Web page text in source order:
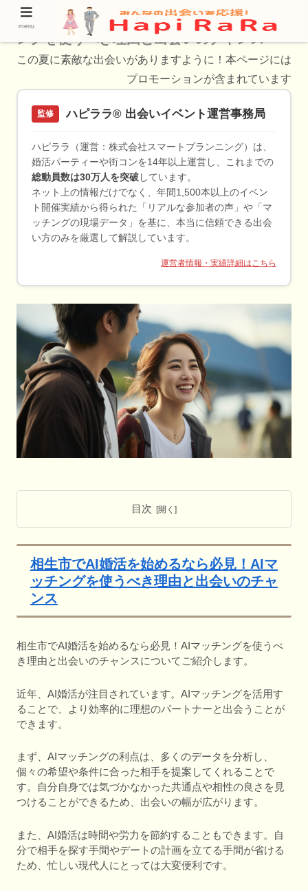
相生市でAI婚活を始めるなら必見！AIマッチ
ングを使うべき理由と出会いのチャンス
この夏に素敵な出会いがありますように！本ページには
プロモーションが含まれています
監修 ハピララ® 出会いイベント運営事務局
ハピララ（運営：株式会社スマートプランニング）は、
婚活パーティーや街コンを14年以上運営し、これまでの
総動員数は30万人を突破 しています。
ネット上の情報だけでなく、年間1,500本以上のイベン
ト開催実績から得られた「リアルな参加者の声」や「マ
ッチングの現場データ」を基に、本当に信頼できる出会
い方のみを厳選して解説しています。
運営者情報・実績詳細はこちら
目次
相生市でAI婚活を始めるなら必見！AIマ
ッチングを使うべき理由と出会いのチャ
ンス
相生市でAI婚活を始めるなら必見！AIマッチングを使うべ
き理由と出会いのチャンスについてご紹介します。
近年、AI婚活が注目されています。AIマッチングを活用す
ることで、より効率的に理想のパートナーと出会うことが
できます。
まず、AIマッチングの利点は、多くのデータを分析し、
個々の希望や条件に合った相手を提案してくれることで
す。自分自身では気づかなかった共通点や相性の良さを見
つけることができるため、出会いの幅が広がります。
また、AI婚活は時間や労力を節約することもできます。自
分で相手を探す手間やデートの計画を立てる手間が省ける
ため、忙しい現代人にとっては大変便利です。
menu